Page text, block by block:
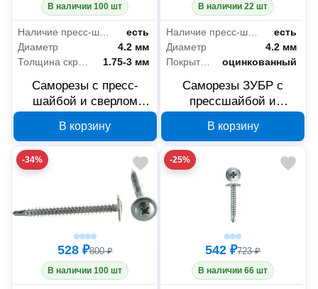
В наличии 100 шт
есть
Диаметр
4.2 мм
1.75-3 мм
Саморезы с пресс-
шайбой и сверлом
4.2x25 мм
В корзину
В наличии 22 шт
Наличие пресс-шайбы
есть
Диаметр
4.2 мм
Покрытие
оцинкованный
Саморезы ЗУБР с
прессшайбой и
металлу 4,2x76 мм,
PH2, 100 шт, 4-300211-
В корзину
-34%
528 ₽800 ₽
В наличии 100 шт
-25%
542 ₽723 ₽
В наличии 66 шт